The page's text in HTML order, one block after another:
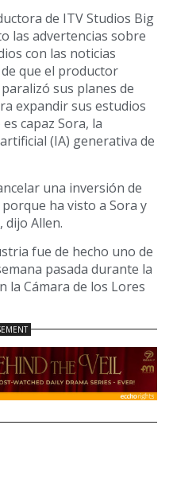
de ITV Studios Big
las advertencias sobre
con las noticias
que el productor
sus planes de
expandir sus estudios
capaz Sora, la
(IA) generativa de
una inversión de
ha visto a Sora y
dijo Allen.
fue de hecho uno de
pasada durante la
la Cámara de los Lores